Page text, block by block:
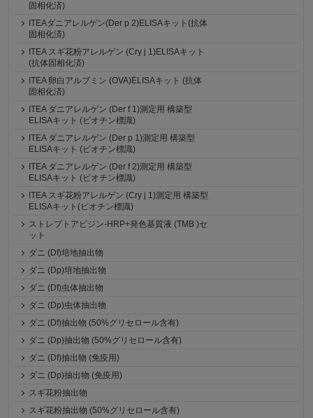
固相化済)
ITEAダニアレルゲン(Der p 2)ELISAキット(抗体
固相化済)
ITEA スギ花粉アレルゲン (Cry j 1)ELISAキット
(抗体固相化済)
ITEA 卵白アルブミン (OVA)ELISAキット (抗体
固相化済)
ITEA ダニアレルゲン (Der f 1)測定用 構築型
ELISAキット (ビオチン標識)
ITEA ダニアレルゲン (Der p 1)測定用 構築型
ELISAキット (ビオチン標識)
ITEA ダニアレルゲン (Der f 2)測定用 構築型
ELISAキット (ビオチン標識)
ITEA スギ花粉アレルゲン (Cry j 1)測定用 構築型
ELISAキット(ビオチン標識)
ストレプトアビジン-HRP+発色基質液 (TMB )セ
ット
ダニ (Df)培地抽出物
ダニ (Dp)培地抽出物
ダニ (Df)虫体抽出物
ダニ (Dp)虫体抽出物
ダニ (Df)抽出物 (50%グリセロール含有)
ダニ (Dp)抽出物 (50%グリセロール含有)
ダニ (Df)抽出物 (免疫用)
ダニ (Dp)抽出物 (免疫用)
スギ花粉抽出物
スギ花粉抽出物 (50%グリセロール含有)